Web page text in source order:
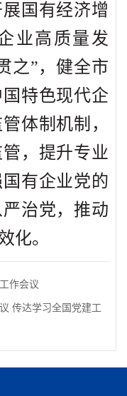
国有经济增
业高质量发
之”，健全市
特色现代企
体制机制，
，提升专业
有企业党的
治党，推动
化。
作会议
传达学习全国党建工